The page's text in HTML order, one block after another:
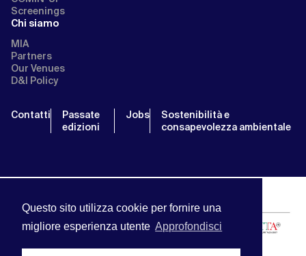
Questo sito utilizza cookie per fornire una
migliore esperienza utente Approfondisci
Screenings
Chi siamo
MIA
Partners
Our Venues
D&I Policy
Contatti
Passate
edizioni
Jobs
Sostenibilità e
consapevolezza ambientale